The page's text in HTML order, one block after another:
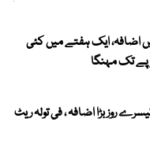
اضافہ، ایک ہفتے میں کئی
روز بڑا اضافہ ، فی تولہ ریٹ